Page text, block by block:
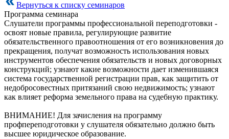
Вернуться к списку семинаров
Программа семинара
Слушатели программы профессиональной переподготовки -
освоят новые правила, регулирующие развитие
обязательственного правоотношения от его возникновения до
прекращения, получат возможность использования новых
инструментов обеспечения обязательств и новых договорных
конструкций; узнают какие возможности дает изменившаяся
система государственной регистрации прав, как защитить от
недобросовестных притязаний свою недвижимость; узнают
как влияет реформа земельного права на судебную практику.
ВНИМАНИЕ! Для зачисления на программу
профпереподготовки у слушателя обязательно должно быть
высшее юридическое образование.